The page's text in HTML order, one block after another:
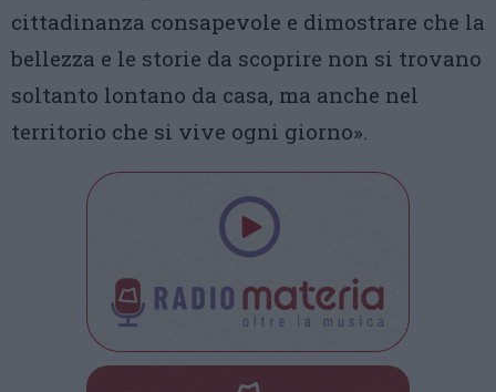
cittadinanza consapevole e dimostrare che la
bellezza e le storie da scoprire non si trovano
soltanto lontano da casa, ma anche nel
territorio che si vive ogni giorno».